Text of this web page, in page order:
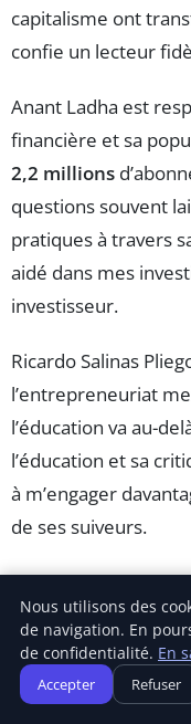
capitalisme ont
confie un lecteur
Anant Ladha est
financière et sa
2,2 millions
questions souvent
pratiques à travers
aidé dans mes
investisseur.
Ricardo Salinas
l’entrepreneuriat
l’éducation va au-
l’éducation et sa
à m’engager
de ses suiveurs.
Sonu Sharma, avec
secteur de la vente
capte les foules. «
ma confiance en
Nous utilisons des
de navigation. En
de confidentialité. En
Accepter Refuser